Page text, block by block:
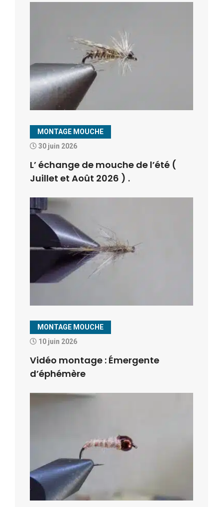
MONTAGE MOUCHE
30 juin 2026
L’ échange de mouche de l’été (
Juillet et Août 2026 ) .
MONTAGE MOUCHE
10 juin 2026
Vidéo montage : Émergente
d’éphémère